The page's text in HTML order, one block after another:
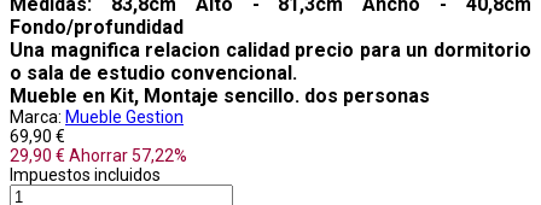
Fondo/profundidad
Una magnifica relacion calidad precio para un dormitorio
o sala de estudio convencional.
Mueble en Kit, Montaje sencillo. dos personas
Marca: Mueble Gestion
69,90 €
29,90 € Ahorrar 57,22%
Impuestos incluidos